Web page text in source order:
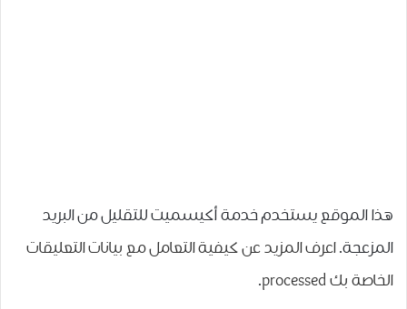
هذا الموقع يستخدم خدمة أكيسميت للتقليل من البريد
المزعجة.اعرف المزيد عن كيفية التعامل مع بيانات التعليقات
الخاصة بك processed
.